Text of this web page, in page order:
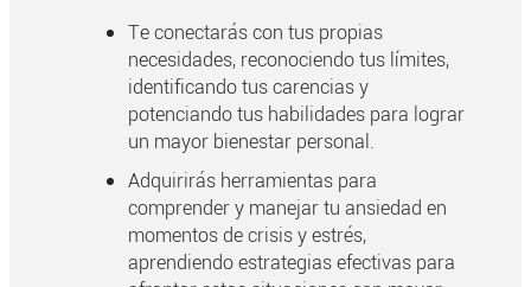
Te conectarás con tus propias
necesidades, reconociendo tus límites,
identificando tus carencias y
potenciando tus habilidades para lograr
un mayor bienestar personal.
Adquirirás herramientas para
comprender y manejar tu ansiedad en
momentos de crisis y estrés,
aprendiendo estrategias efectivas para